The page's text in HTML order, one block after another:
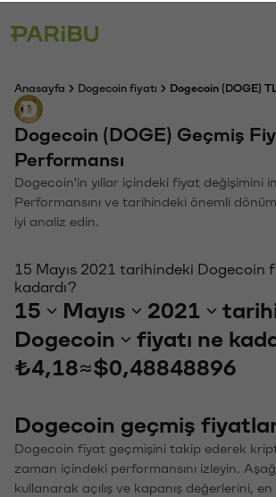
Anasayfa Dogecoin fiyatı Dogecoin (DOGE)
Dogecoin (DOGE) Geçmiş
Performansı
Dogecoin'in yıllar içindeki fiyat değişimini
Performansını ve tarihindeki önemli
iyi analiz edin.
15 Mayıs 2021 tarihindeki Dogecoin
kadardı?
15 Mayıs 2021
Dogecoin
fiyatı ne
₺4,18≈$0,48848896
Dogecoin geçmiş
Dogecoin fiyat geçmişini takip ederek
zaman içindeki performansını izleyin.
kullanarak açılış ve kapanış değerlerini,